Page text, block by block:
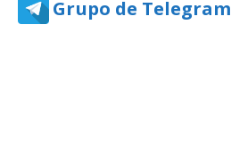
Grupo de Telegram